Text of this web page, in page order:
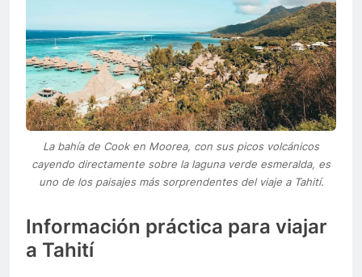
La bahía de Cook en Moorea, con sus picos volcánicos
cayendo directamente sobre la laguna verde esmeralda, es
uno de los paisajes más sorprendentes del viaje a Tahití.
Información práctica para viajar
a Tahití